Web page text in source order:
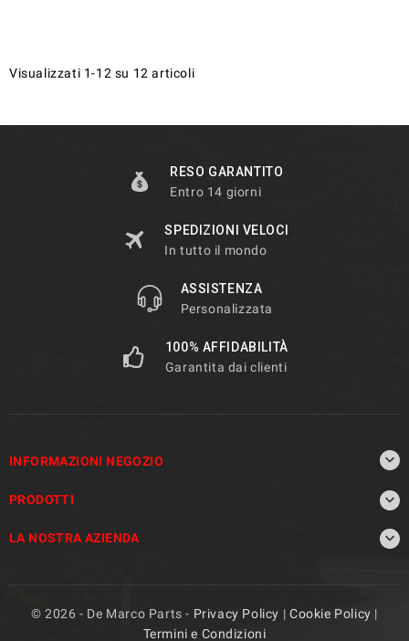
Visualizzati 1-12 su 12 articoli
RESO GARANTITO
Entro 14 giorni
SPEDIZIONI VELOCI
In tutto il mondo
ASSISTENZA
Personalizzata
100% AFFIDABILITÀ
Garantita dai clienti
INFORMAZIONI NEGOZIO 
PRODOTTI 
LA NOSTRA AZIENDA 
© 2026 - De Marco Parts - Privacy Policy | Cookie Policy |
Termini e Condizioni